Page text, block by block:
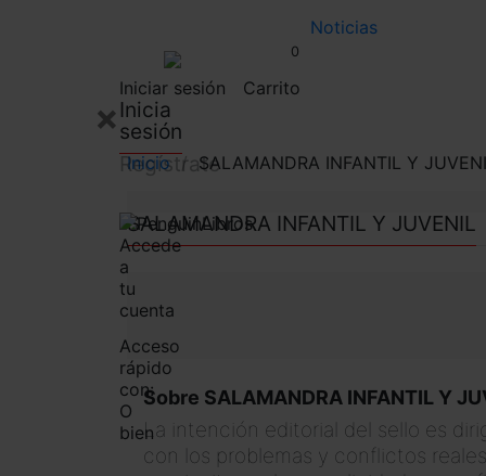
Noticias
Iniciar sesión
× Inicia
sesión
Regístrate
Accede
a
tu
cuenta
Acceso
rápido
con:
O
bien
0
Carrito
Inicio SALAMANDRA INFANTIL Y
SALAMANDRA INFANTIL Y JUVENIL
Sobre SALAMANDRA INFANTIL Y
La intención editorial del sello es
con los problemas y conflictos